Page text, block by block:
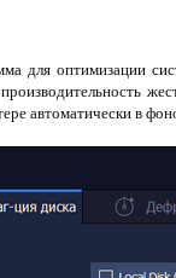
для оптимизации
автоматически в